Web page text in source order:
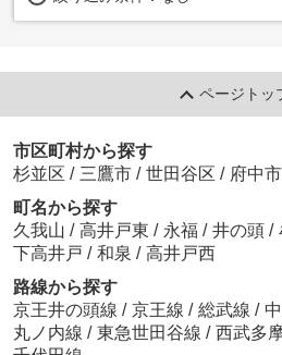
ページトッ
市区町村から探す
杉並区 / 三鷹市 / 世田谷区 / 府中市
町名から探す
久我山 / 高井戸東 / 永福 / 井の頭 /
下高井戸 / 和泉 / 高井戸西
路線から探す
京王井の頭線 / 京王線 / 総武線 /
丸ノ内線 / 東急世田谷線 / 西武多